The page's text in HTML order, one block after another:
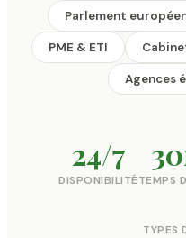
Parlement
PME & ETI
Agences
24/7
DISPONIBILITÉTEMPS
TYPES